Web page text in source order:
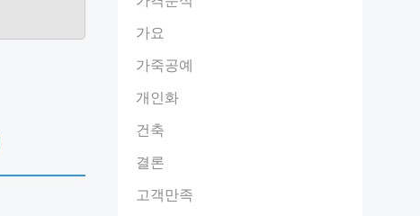
가요
가죽공예
개인화
건축
결론
고객만족